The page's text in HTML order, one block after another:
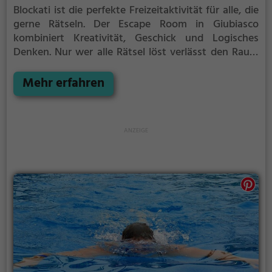
Blockati ist die perfekte Freizeitaktivität für alle, die
gerne Rätseln. Der Escape Room in Giubiasco
kombiniert Kreativität, Geschick und Logisches
Denken. Nur wer alle Rätsel löst verlässt den Raum
gewinnen. Im Escape Room ist für Einzelkämpfer
kein Platz. Nur wer als Gruppe zusammenarbeitet
Mehr erfahren